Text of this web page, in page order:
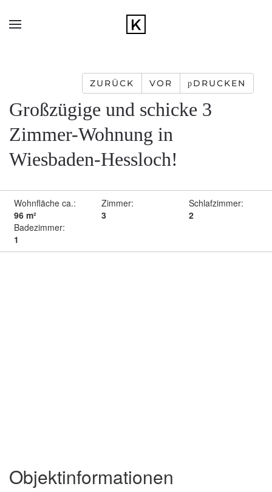
Zum Hauptinhalt springen
ZURÜCK VOR DRUCKEN
Großzügige und schicke 3
Zimmer-Wohnung in
Wiesbaden-Hessloch!
Wohnfläche ca.:
96 m²
Zimmer:
3
Schlafzimmer:
2
Badezimmer:
1
Objektinformationen